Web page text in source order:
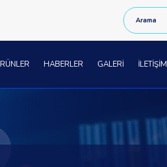
HABERLER GALERİ İLETİŞİM